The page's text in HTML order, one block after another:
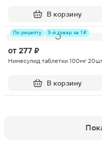
В корзину
По рецепту 3-й товар за 1 ₽
от 277 ₽
Нимесулид таблетки 100мг
В корзину